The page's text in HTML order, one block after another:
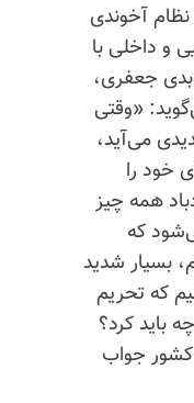
آخوندی
و داخلی با
جعفری،
«وقتی
می‌آید،
خود را
همه چیز
که
بسیار شدید
که تحریم
باید کرد؟
کشور جواب